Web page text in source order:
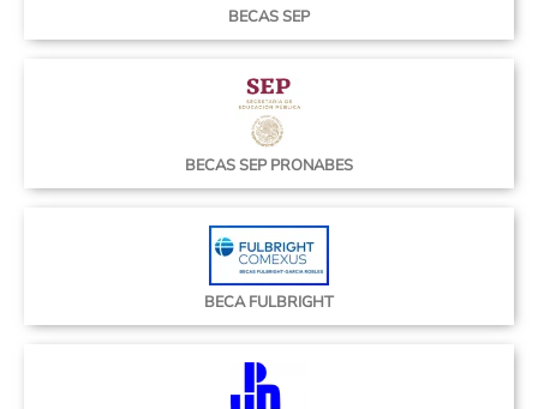
BECAS SEP
BECAS SEP PRONABES
BECA FULBRIGHT